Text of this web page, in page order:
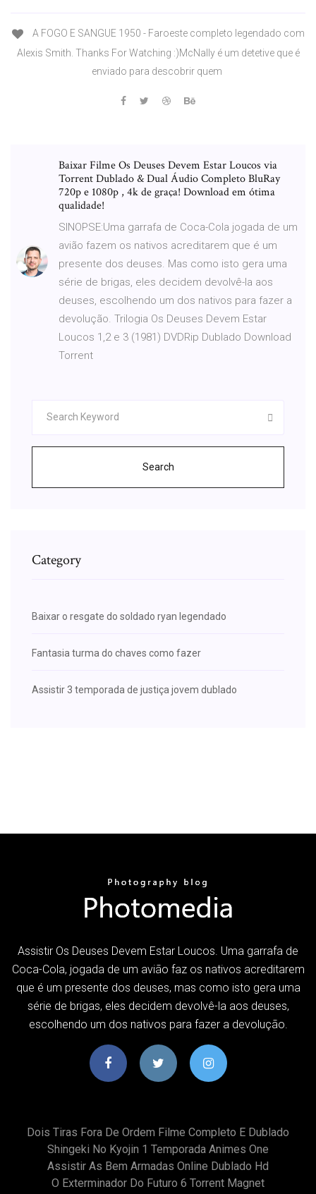
A FOGO E SANGUE 1950 - Faroeste completo legendado com
Alexis Smith. Thanks For Watching :)McNally é um detetive que é
enviado para descobrir quem
Baixar Filme Os Deuses Devem Estar Loucos via
Torrent Dublado & Dual Áudio Completo BluRay
720p e 1080p , 4k de graça! Download em ótima
qualidade!
SINOPSE:Uma garrafa de Coca-Cola jogada de um
avião fazem os nativos acreditarem que é um
presente dos deuses. Mas como isto gera uma
série de brigas, eles decidem devolvê-la aos
deuses, escolhendo um dos nativos para fazer a
devolução. Trilogia Os Deuses Devem Estar
Loucos 1,2 e 3 (1981) DVDRip Dublado Download
Torrent
Search
Category
Baixar o resgate do soldado ryan legendado
Fantasia turma do chaves como fazer
Assistir 3 temporada de justiça jovem dublado
Assistir Os Deuses Devem Estar Loucos. Uma garrafa de
Coca-Cola, jogada de um avião faz os nativos acreditarem
que é um presente dos deuses, mas como isto gera uma
série de brigas, eles decidem devolvê-la aos deuses,
escolhendo um dos nativos para fazer a devolução.
Dois Tiras Fora De Ordem Filme Completo E Dublado
Shingeki No Kyojin 1 Temporada Animes One
Assistir As Bem Armadas Online Dublado Hd
O Exterminador Do Futuro 6 Torrent Magnet